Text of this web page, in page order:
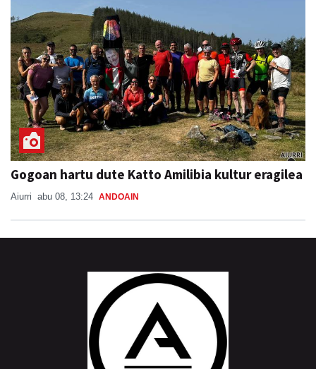
Gogoan hartu dute Katto Amilibia kultur eragilea
Aiurri abu 08, 13:24 ANDOAIN